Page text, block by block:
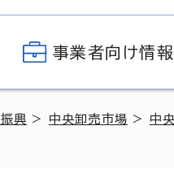
事業者向け情報
興 > 中央卸売市場 > 中